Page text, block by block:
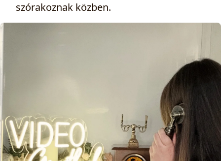
szórakoznak közben.